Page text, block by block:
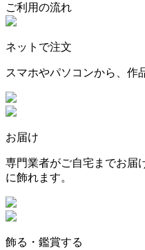
ご利用の流れ
ネットで注文
スマホやパソコンから、作
お届け
専門業者がご自宅までお届
に飾れます。
飾る・鑑賞する